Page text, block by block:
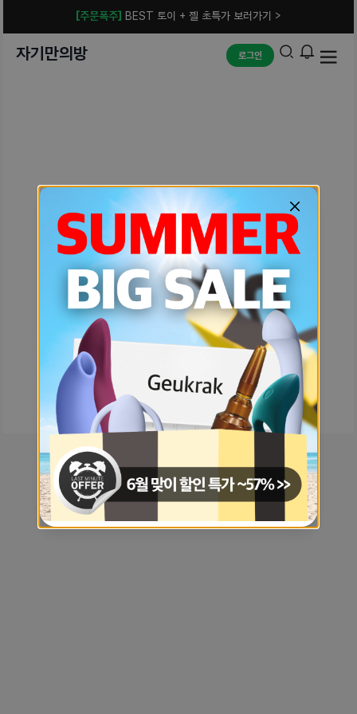
[주문폭주] BEST 토이 + 젤 초특가 보러가기 >
자기만의방 로그인
예상치 못한 에러입니다.